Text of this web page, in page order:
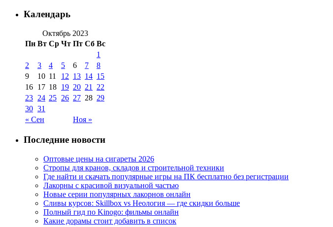
Календарь
Октябрь 2023
Пн Вт Ср Чт Пт Сб Вс
« Сен Ноя »
1
2
3 4 5 6 7
8
9
10 11 12 13 14 15
16 17 18 19 20 21
22
23 24 25 26 27 28 29
30 31
Последние новости
Оптовые цены на сигареты 2026
Стропы для кранов, складов и строительной техники
Где найти и скачать популярные игры на ПК бесплатно без регистрации
Лакорны с красивой визуальной частью
Новые серии популярных лакорнов онлайн
Сливы курсов: Skillbox vs Неология — где скидки больше
Полный гид по Kinogo: фильмы онлайн
Какие дорамы стоит добавить в список